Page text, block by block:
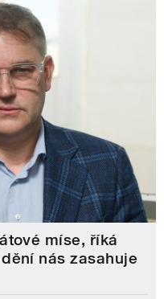
míse, říká
nás zasahuje